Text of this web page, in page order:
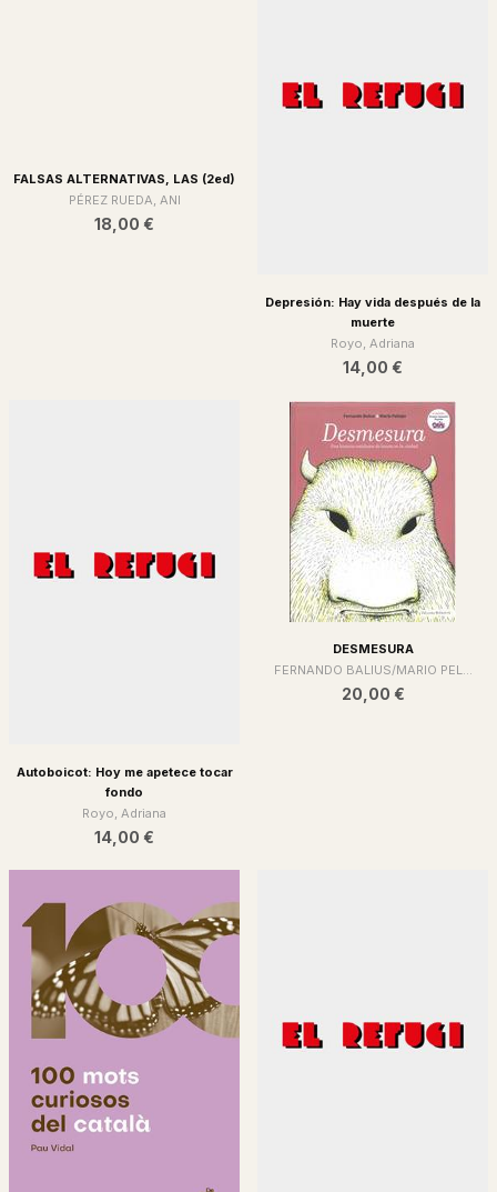
FALSAS ALTERNATIVAS, LAS (2ed)
PÉREZ RUEDA, ANI
18,00 €
Depresión: Hay vida después de la
muerte
Royo, Adriana
14,00 €
Autoboicot: Hoy me apetece tocar
fondo
Royo, Adriana
14,00 €
DESMESURA
FERNANDO BALIUS/MARIO PEL...
20,00 €